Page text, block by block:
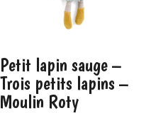
Petit lapin sauge –
Trois petits lapins –
Moulin Roty